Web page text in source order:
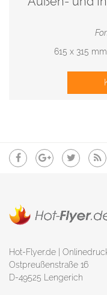
615 x 315
Hot-Flyer.de |
Ostpreußenstraße 16
D-49525 Lengerich